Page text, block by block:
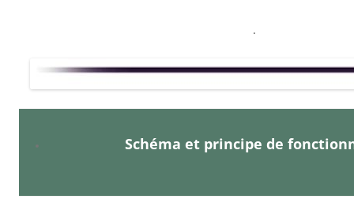
.
Schéma et principe de